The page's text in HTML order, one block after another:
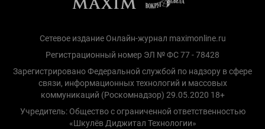
Сетевое издание Онлайн-журнал maximonline.ru
Регистрационный номер ЭЛ № ФС 77 - 78428
Зарегистрировано Федеральной службой по надзору в сфере
связи, информационных технологий и массовых
коммуникаций (Роскомнадзор) 29.05.2020 18+
Учредитель: Общество с ограниченной ответственностью
«Шкулёв Диджитал Технологии»